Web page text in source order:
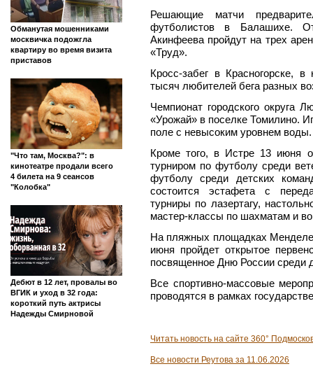
Обманутая мошенниками
москвичка подожгла
квартиру во время визита
приставов
"Что там, Москва?": в
кинотеатре продали всего
4 билета на 9 сеансов
"Колобка"
Дебют в 12 лет, провалы во
ВГИК и уход в 32 года:
короткий путь актрисы
Надежды Смирновой
Решающие матчи
футболистов в Балашихе.
Акинфеева пройдут на трех
«Труд».
Кросс-забег в Красногорске,
тысяч любителей бега разных
Чемпионат городского округа
«Урожай» в поселке Томилино.
поле с невысоким уровнем воды.
Кроме того, в Истре 13 июня
турниром по футболу среди
футболу среди детских
состоится эстафета с
турниры по лазертагу,
мастер-классы по шахматам и
На пляжных площадках
июня пройдет открытое
посвященное Дню России среди
Все спортивно-массовые
проводятся в рамках
Читать новость на сайте 360°
Все новости Реутова за 11.06.2026